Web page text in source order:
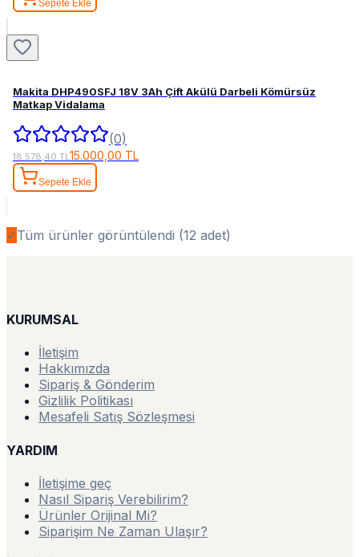
Sepete Ekle
Makita DHP490SFJ 18V 3Ah Çift Akülü Darbeli Kömürsüz
Matkap Vidalama
(0)
18.578,40 TL15.000,00 TL
Sepete Ekle
✓Tüm ürünler görüntülendi (12 adet)
KURUMSAL
İletişim
Hakkımızda
Sipariş & Gönderim
Gizlilik Politikası
Mesafeli Satış Sözleşmesi
YARDIM
İletişime geç
Nasıl Sipariş Verebilirim?
Ürünler Orijinal Mi?
Siparişim Ne Zaman Ulaşır?